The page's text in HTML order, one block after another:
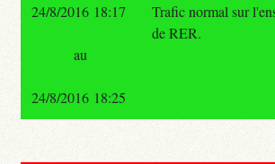
24/8/2016 18:17
Trafic normal sur
de RER.
au
24/8/2016 18:25